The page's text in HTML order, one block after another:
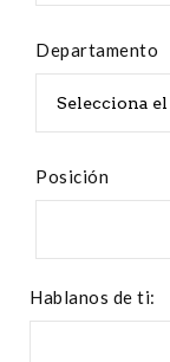
Departamento
Posición
Hablanos de ti: